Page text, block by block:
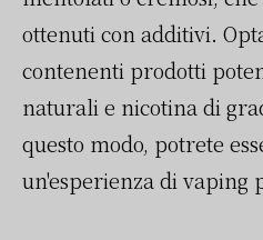
ottenuti con additivi.
contenenti prodotti
naturali e nicotina di
questo modo, potrete
un'esperienza di vaping